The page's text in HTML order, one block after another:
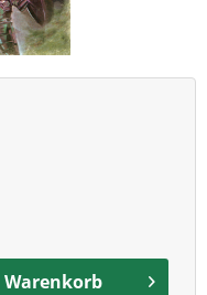
Warenkorb